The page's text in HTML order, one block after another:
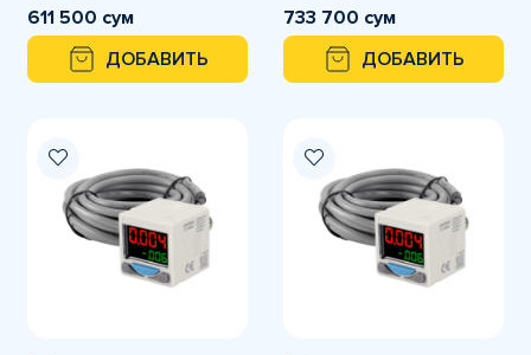
611 500 сум
ДОБАВИТЬ
733 700 сум
ДОБАВИТЬ